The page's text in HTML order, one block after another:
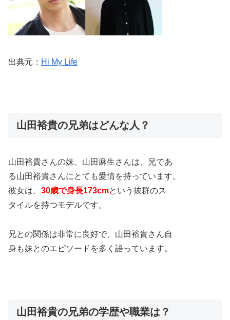
出典元： Hi My Life
山田裕貴の兄弟はどんな人？
山田裕貴さんの妹、山田麻生さんは、兄であ
る山田裕貴さんにとても愛情を持っています。
彼女は、 30歳で身長173cmという抜群のス
タイルを持つモデルです。
兄との関係は非常に良好で、山田裕貴さん自
身も妹とのエピソードを多く語っています。
山田裕貴の兄弟の学歴や職業は？